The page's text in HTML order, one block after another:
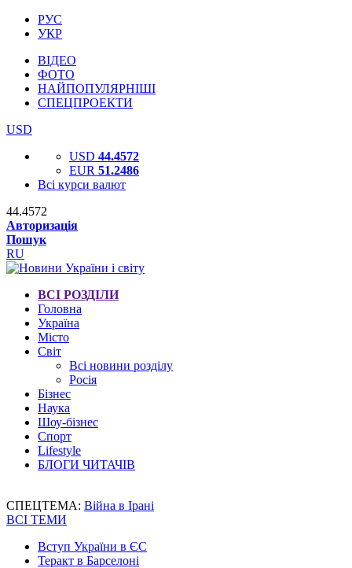
РУС
УКР
ВІДЕО
ФОТО
НАЙПОПУЛЯРНІШІ
СПЕЦПРОЕКТИ
USD
USD 44.4572
EUR 51.2486
Всі курси валют
44.4572
Авторизація
Пошук
RU
ВСІ РОЗДІЛИ
Головна
Україна
Місто
Світ
Всі новини розділу
Росія
Бізнес
Наука
Шоу-бізнес
Спорт
Lifestyle
БЛОГИ ЧИТАЧІВ
СПЕЦТЕМА: Війна в Ірані
ВСІ ТЕМИ
Вступ України в ЄС
Теракт в Барселоні